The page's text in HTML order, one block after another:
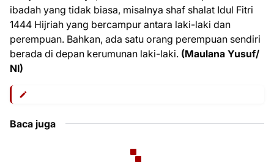
ibadah yang tidak biasa, misalnya shaf shalat Idul Fitri
1444 Hijriah yang bercampur antara laki-laki dan
perempuan. Bahkan, ada satu orang perempuan sendiri
berada di depan kerumunan laki-laki. (Maulana Yusuf/
NI)
Baca juga